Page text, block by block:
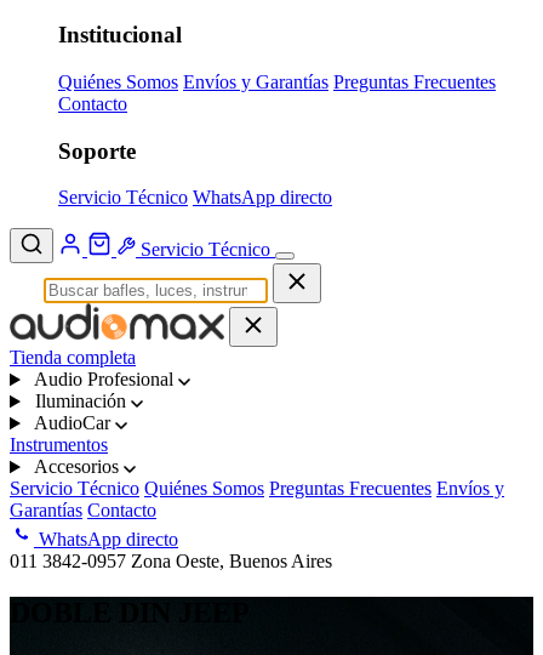
Institucional
Quiénes Somos Envíos y Garantías Preguntas Frecuentes
Contacto
Soporte
Servicio Técnico WhatsApp directo
Servicio Técnico
Tienda completa
Audio Profesional
Iluminación
AudioCar
Instrumentos
Accesorios
Servicio Técnico Quiénes Somos Preguntas Frecuentes Envíos y
Garantías Contacto
WhatsApp directo
011 3842-0957 Zona Oeste, Buenos Aires